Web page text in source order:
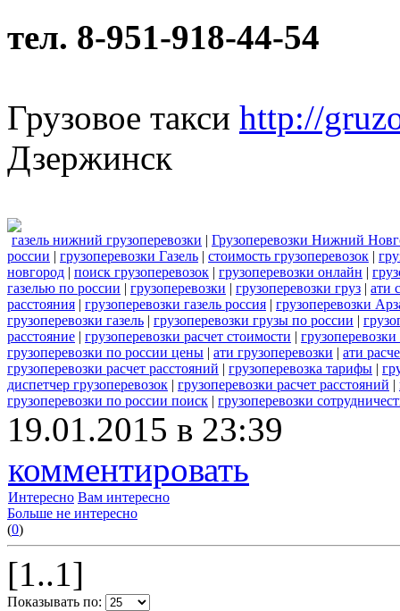
тел. 8-951-918-44-54
Грузовое такси http://
Дзержинск
газель нижний грузоперевозки | Грузоперевозки Нижний
россии | грузоперевозки Газель | стоимость грузоперевозок |
новгород | поиск грузоперевозок | грузоперевозки онлайн |
газелью по россии | грузоперевозки | грузоперевозки груз | ати
расстояния | грузоперевозки газель россия | грузоперевозки
грузоперевозки газель | грузоперевозки грузы по россии |
расстояние | грузоперевозки расчет стоимости |
грузоперевозки по россии цены | ати грузоперевозки | ати
грузоперевозки расчет расстояний | грузоперевозка тарифы |
диспетчер грузоперевозок | грузоперевозки расчет расстояний |
грузоперевозки по россии поиск | грузоперевозки
19.01.2015 в 23:39
комментировать
Интересно Вам интересно
Больше не интересно
(0)
[1..1]
Показывать по: